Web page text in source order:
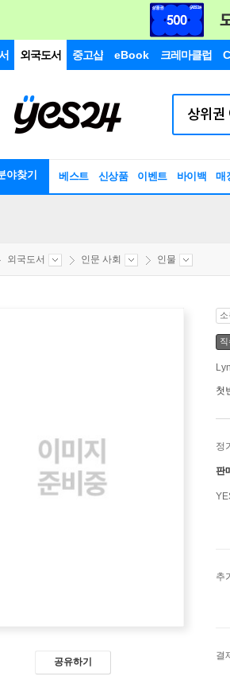
외국도서 중고샵 eBook 크레마클럽
야찾기 베스트 신상품 이벤트 바이백 매
외국도서 인문 사회 인물
공유하기
첫
정
판
추
결